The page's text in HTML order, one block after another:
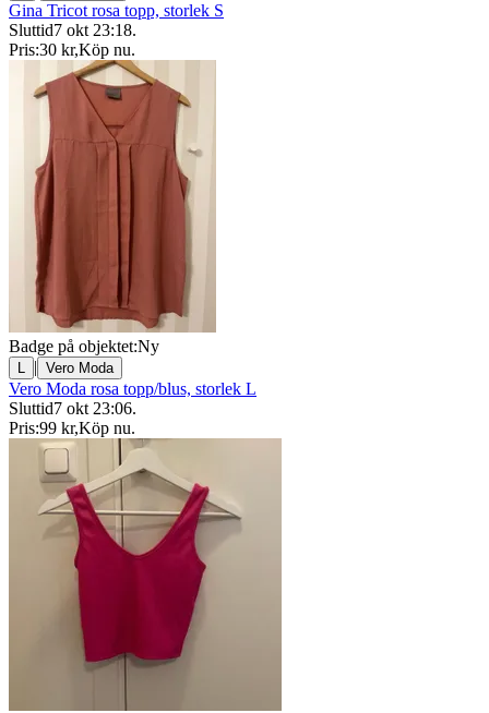
Gina Tricot rosa topp, storlek S
Sluttid7 okt 23:18.
Pris:30 kr,Köp nu.
Badge på objektet:Ny
L | Vero Moda
Vero Moda rosa topp/blus, storlek L
Sluttid7 okt 23:06.
Pris:99 kr,Köp nu.